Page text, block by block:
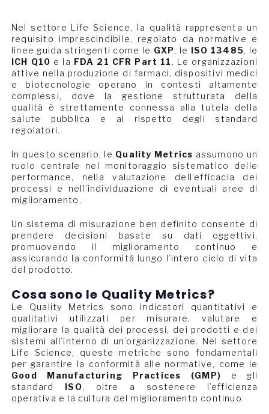
Nel settore Life Science, la qualità rappresenta un
requisito imprescindibile, regolato da normative e
linee guida stringenti come le GXP, le ISO 13485, le
ICH Q10 e la FDA 21 CFR Part 11 . Le organizzazioni
attive nella produzione di farmaci, dispositivi medici
e biotecnologie operano in contesti altamente
complessi, dove la gestione strutturata della
qualità è strettamente connessa alla tutela della
salute pubblica e al rispetto degli standard
regolatori.
In questo scenario, le Quality Metrics assumono un
ruolo centrale nel monitoraggio sistematico delle
performance, nella valutazione dell’efficacia dei
processi e nell’individuazione di eventuali aree di
miglioramento.
Un sistema di misurazione ben definito consente di
prendere decisioni basate su dati oggettivi,
promuovendo il miglioramento continuo e
assicurando la conformità lungo l’intero ciclo di vita
del prodotto.
Cosa sono le Quality Metrics?
Le Quality Metrics sono indicatori quantitativi e
qualitativi utilizzati per misurare, valutare e
migliorare la qualità dei processi, dei prodotti e dei
sistemi all’interno di un’organizzazione. Nel settore
Life Science, queste metriche sono fondamentali
per garantire la conformità alle normative, come le
Good Manufacturing Practices (GMP) e gli
standard ISO, oltre a sostenere l’efficienza
operativa e la cultura del miglioramento continuo.